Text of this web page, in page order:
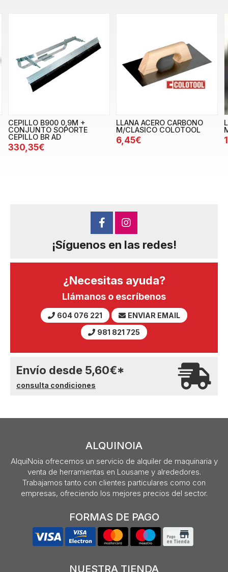
CEPILLO B900 0,9M +
CONJUNTO SOPORTE
CEPILLO BR AD
330,35€
LLANA ACERO CARBONO
M/CLASICO COLOTOOL
6,45€
¡Síguenos en las redes!
¿Necesitas ayuda?
Llámanos o escríbenos
604 076 221
ENVIAR EMAIL
981 821 725
Envío desde 5,60€*
consulta condiciones
ALQUINOIA
AlquiNoia ofrecemos un servicio de alquiler de maquinaria y
venta de herramientas en Lousame y alrededores.
Trabajamos tanto con clientes particulares como con
empresas, ofreciendo los mejores precios del sector.
FORMAS DE PAGO
NUESTRA TIENDA